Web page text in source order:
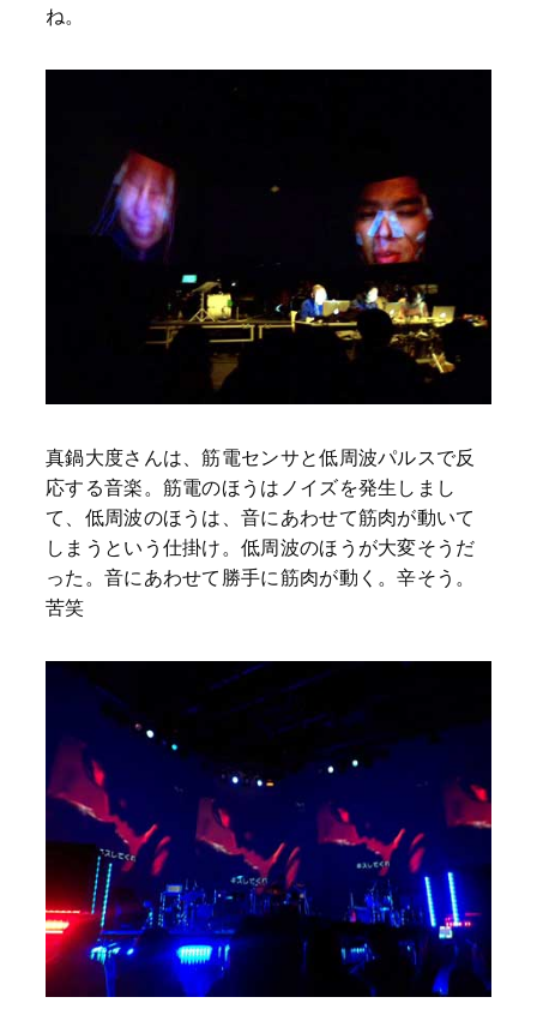
ね。
真鍋大度さんは、筋電センサと低周波パルスで反
応する音楽。筋電のほうはノイズを発生しまし
て、低周波のほうは、音にあわせて筋肉が動いて
しまうという仕掛け。低周波のほうが大変そうだ
った。音にあわせて勝手に筋肉が動く。辛そう。
苦笑